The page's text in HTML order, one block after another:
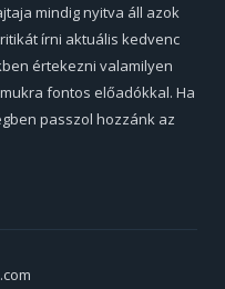
mindig nyitva áll azok
írni aktuális kedvenc
értekezni valamilyen
fontos előadókkal. Ha
passzol hozzánk az